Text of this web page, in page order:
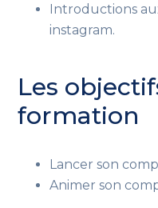
Introductions
instagram.
Les
formation
Lancer son
Animer son